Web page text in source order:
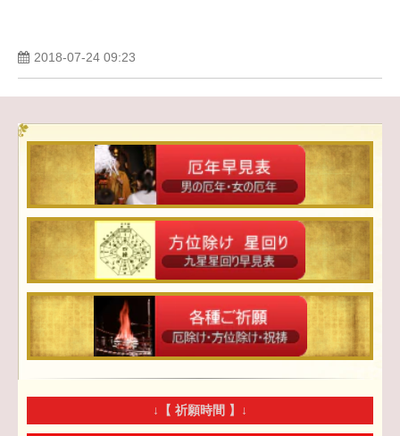
2018-07-24 09:23
↓【 祈願時間 】↓